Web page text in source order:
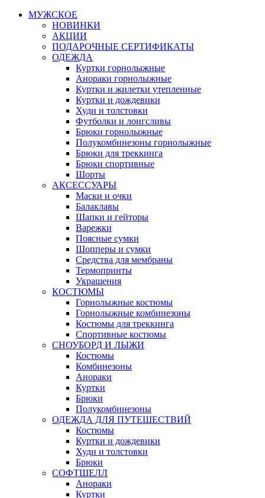
МУЖСКОЕ
НОВИНКИ
АКЦИИ
ПОДАРОЧНЫЕ СЕРТИФИКАТЫ
ОДЕЖДА
Куртки горнолыжные
Анораки горнолыжные
Куртки и жилетки утепленные
Куртки и дождевики
Худи и толстовки
Футболки и лонгсливы
Брюки горнолыжные
Полукомбинезоны горнолыжные
Брюки для треккинга
Брюки спортивные
Шорты
АКСЕССУАРЫ
Маски и очки
Балаклавы
Шапки и гейторы
Варежки
Поясные сумки
Шопперы и сумки
Средства для мембраны
Термопринты
Украшения
КОСТЮМЫ
Горнолыжные костюмы
Горнолыжные комбинезоны
Костюмы для треккинга
Спортивные костюмы
СНОУБОРД И ЛЫЖИ
Костюмы
Комбинезоны
Анораки
Куртки
Брюки
Полукомбинезоны
ОДЕЖДА ДЛЯ ПУТЕШЕСТВИЙ
Костюмы
Куртки и дождевики
Худи и толстовки
Брюки
СОФТШЕЛЛ
Анораки
Куртки